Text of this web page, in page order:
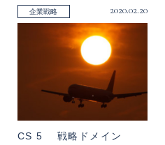
企業戦略 2020.02.20
CS 5 戦略ドメイン